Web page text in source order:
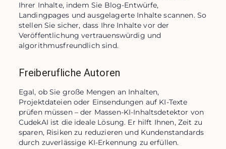
Ihrer Inhalte, indem Sie Blog-Entwürfe,
Landingpages und ausgelagerte Inhalte scannen. So
stellen Sie sicher, dass Ihre Inhalte vor der
Veröffentlichung vertrauenswürdig und
algorithmusfreundlich sind.
Freiberufliche Autoren
Egal, ob Sie große Mengen an Inhalten,
Projektdateien oder Einsendungen auf KI-Texte
prüfen müssen – der Massen-KI-Inhaltsdetektor von
CudekAI ist die ideale Lösung. Er hilft Ihnen, Zeit zu
sparen, Risiken zu reduzieren und Kundenstandards
durch zuverlässige KI-Erkennung zu erfüllen.